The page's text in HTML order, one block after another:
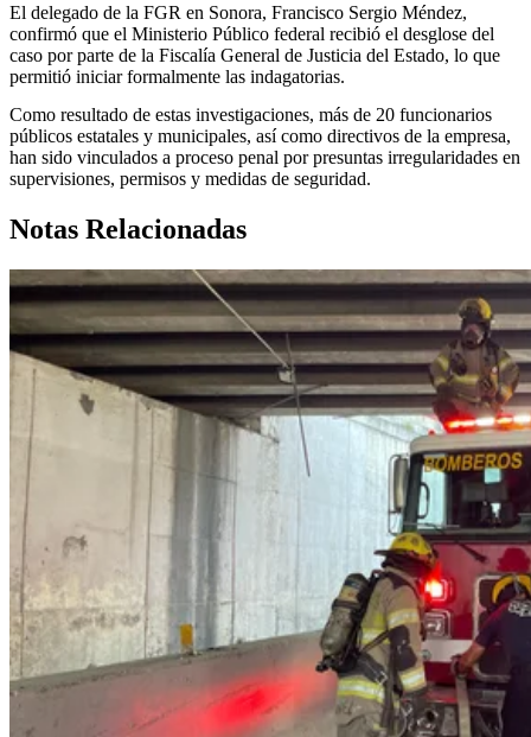
El delegado de la FGR en Sonora, Francisco Sergio Méndez,
confirmó que el Ministerio Público federal recibió el desglose del
caso por parte de la Fiscalía General de Justicia del Estado, lo que
permitió iniciar formalmente las indagatorias.
Como resultado de estas investigaciones, más de 20 funcionarios
públicos estatales y municipales, así como directivos de la empresa,
han sido vinculados a proceso penal por presuntas irregularidades en
supervisiones, permisos y medidas de seguridad.
Notas Relacionadas